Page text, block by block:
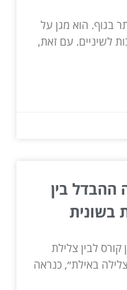
בגוף. הוא מגן על
לשיניים. עם זאת,
ההבדל בין
בשונית
לבין צלילת
באילת״, כנראה